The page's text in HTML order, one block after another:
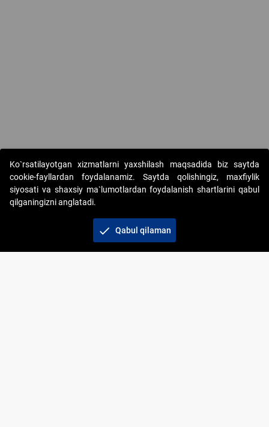
Copyright © 2017-2026. "Elektron onlayn-auksionlarni
tashkil etish" AJ. Barcha huquqlar himoyalangan
Ko`rsatilayotgan xizmatlarni yaxshilash maqsadida biz saytda
cookie-fayllardan foydalanamiz. Saytda qolishingiz, maxfiylik
siyosati va shaxsiy ma`lumotlardan foydalanish shartlarini qabul
qilganingizni anglatadi.
check Qabul qilaman